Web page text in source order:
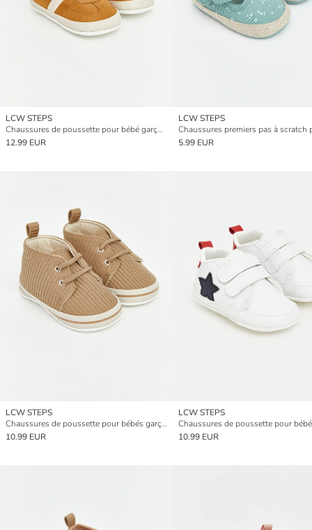
LCW STEPS
Chaussures de poussette pour bébé garçon à lacets et à scratch
12.99 EUR
LCW STEPS
5.99 EUR
LCW STEPS
Chaussures de poussette pour bébés garçons
10.99 EUR
LCW STEPS
10.99 EUR